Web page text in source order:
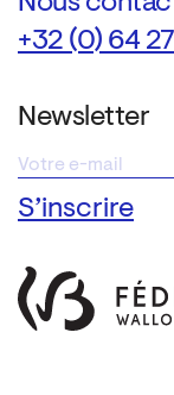
+32 (0) 64
Newsletter